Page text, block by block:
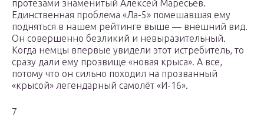
протезами знаменитый Алексей Маресьев.
Единственная проблема «Ла-5» помешавшая ему
подняться в нашем рейтинге выше — внешний вид.
Он совершенно безликий и невыразительный.
Когда немцы впервые увидели этот истребитель, то
сразу дали ему прозвище «новая крыса». А все,
потому что он сильно походил на прозванный
«крысой» легендарный самолёт «И-16».
7